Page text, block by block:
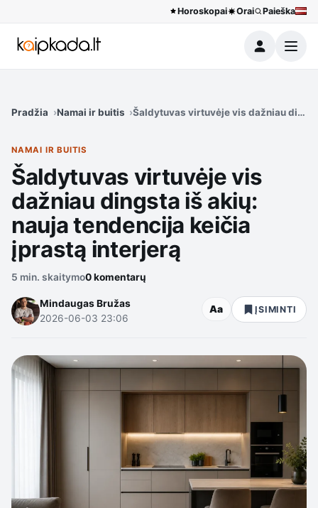
Horoskopai Orai Paieška
Meniu
Pradžia Namai ir buitis Šaldytuvas virtuvėje vis dažniau
NAMAI IR BUITIS
Šaldytuvas virtuvėje vis
dažniau dingsta iš akių:
nauja tendencija keičia
įprastą interjerą
5 min. skaitymo0 komentarų
Mindaugas Bružas
2026-06-03 23:06
Aa ĮSIMINTI